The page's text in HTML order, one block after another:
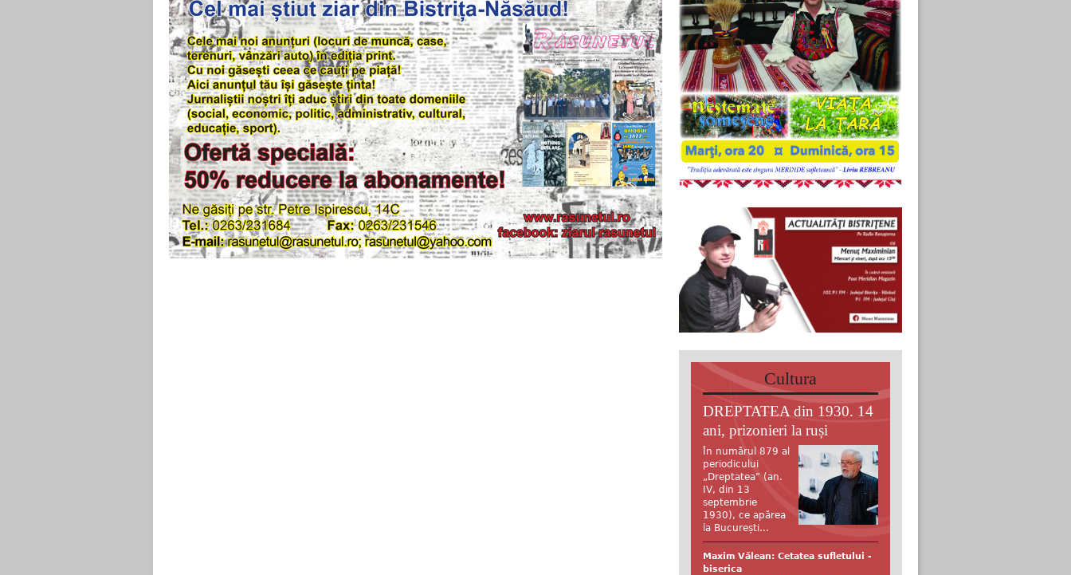
Cultura
DREPTATEA din 1930. 14
ani, prizonieri la ruși
În numărul 879 al
periodicului
„Dreptatea” (an.
IV, din 13
septembrie
1930), ce apărea
la București...
Maxim Vălean: Cetatea sufletului -
biserica